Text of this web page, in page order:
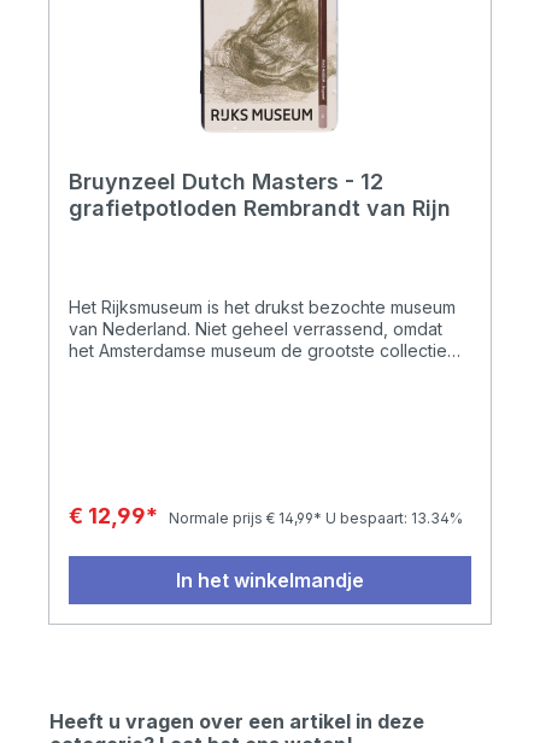
Bruynzeel Dutch Masters - 12
grafietpotloden Rembrandt van Rijn
Het Rijksmuseum is het drukst bezochte museum
van Nederland. Niet geheel verrassend, omdat
het Amsterdamse museum de grootste collectie
12 grafietpotloden in de hardheden 2H tot en met
afbeelding van het Zelfportret van Rembrandt van
Rijn. NB: Kleurpotloden in een metalen blik worden
vanwege hun kwetsbaarheid alleen als
€ 12,99* Normale prijs € 14,99* U bespaart: 13.34%
In het winkelmandje
Heeft u vragen over een artikel in deze